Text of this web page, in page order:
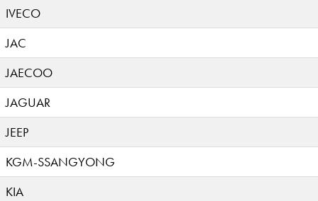
IVECO
JAC
JAECOO
JAGUAR
JEEP
KGM-SSANGYONG
KIA